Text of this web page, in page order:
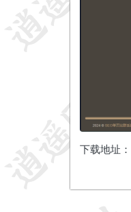
下载地址：